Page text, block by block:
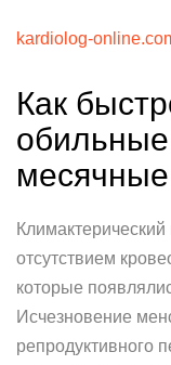
kardiolog-
Как
отсутствием
которые
Исчезновение
репродуктивного